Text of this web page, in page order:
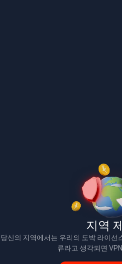
지역
당신의 지역에서는 우리의 도박 라이선
류라고 생각되면